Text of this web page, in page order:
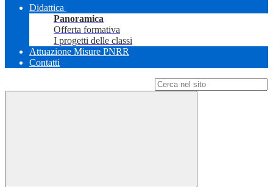
Didattica
Panoramica
Offerta formativa
I progetti delle classi
Attuazione Misure PNRR
Contatti